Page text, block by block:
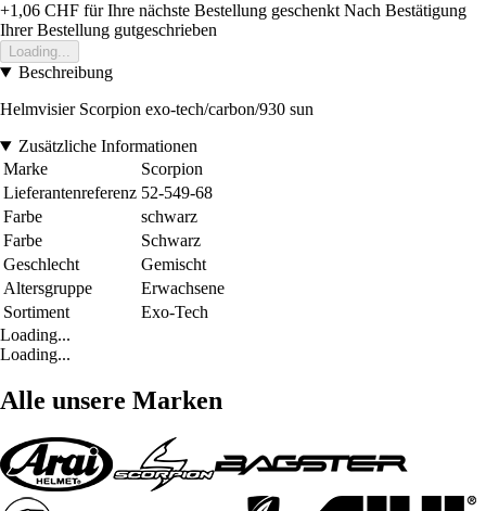
+1,06 CHF für Ihre nächste Bestellung geschenkt Nach Bestätigung
Ihrer Bestellung gutgeschrieben
Loading...
Beschreibung
Helmvisier Scorpion exo-tech/carbon/930 sun
Zusätzliche Informationen
Marke
Scorpion
Lieferantenreferenz 52-549-68
Farbe
schwarz
Farbe
Schwarz
Geschlecht
Gemischt
Altersgruppe
Erwachsene
Sortiment
Exo-Tech
Loading...
Loading...
Alle unsere Marken